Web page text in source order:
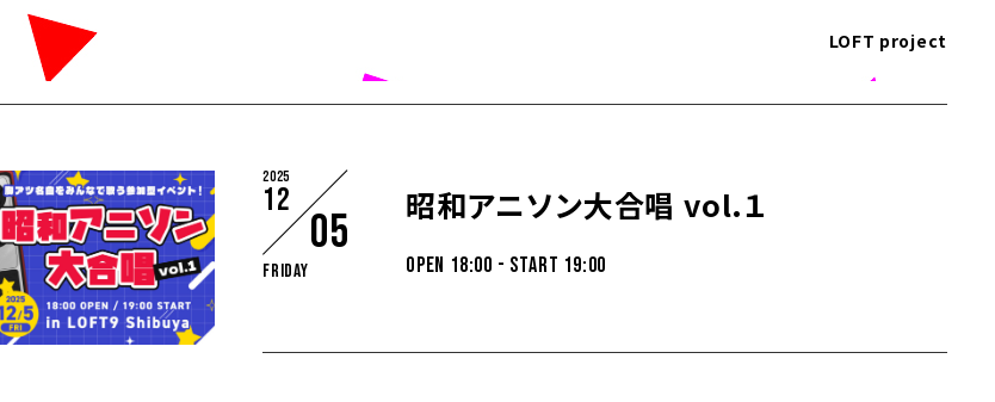
LOFT project
2025
12
05
Friday
昭和アニソン大合唱 vol.１
OPEN 18:00 - START 19:00